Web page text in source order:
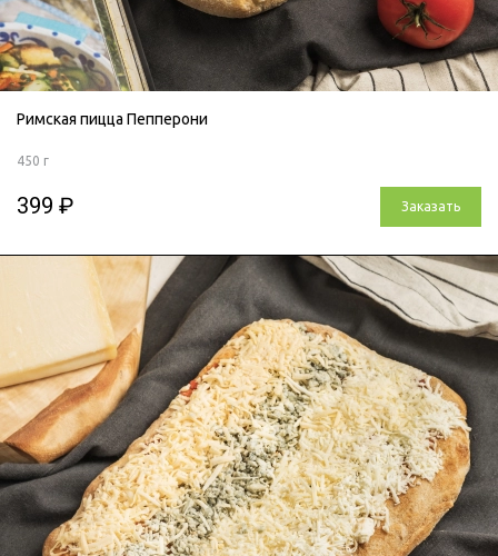
Римская пицца Пепперони
450 г
399 ₽ Заказать